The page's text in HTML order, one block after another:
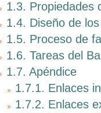
1.3. Propiedades
1.4. Diseño de
1.5. Proceso de
1.6. Tareas del
1.7. Apéndice
1.7.1. Enlaces
1.7.2. Enlaces